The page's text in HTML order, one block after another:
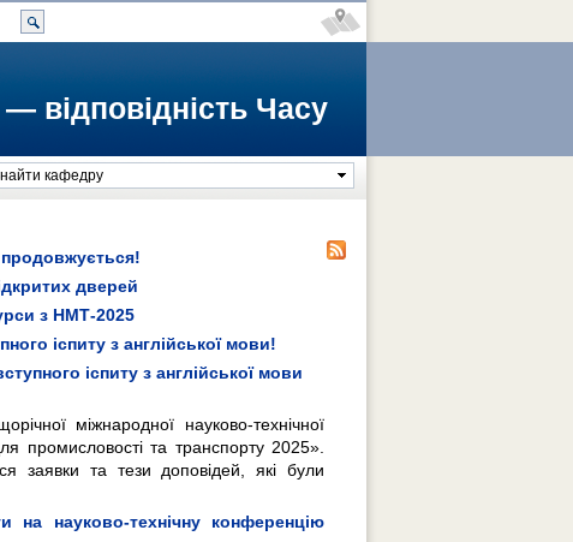
відповідність Часу
кафедру
продовжується!
дверей
з НМТ-2025
іспиту з англійської мови!
іспиту з англійської мови
міжнародної науково-технічної
промисловості та транспорту 2025».
заявки та тези доповідей, які були
на науково-технічну конференцію